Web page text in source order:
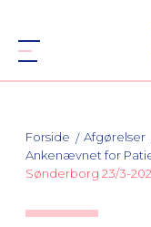
Forside
Afgørelser
Ankenævnet for
Sønderborg 23/3-